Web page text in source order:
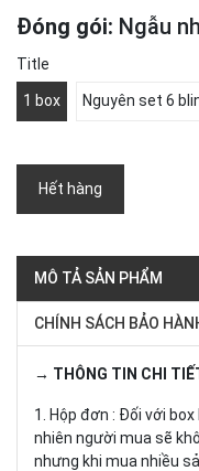
Đóng gói: Ngẫu
Title
1 box Nguyên set 6
Hết hàng
MÔ TẢ SẢN PHẨM
CHÍNH SÁCH BẢO
→ THÔNG TIN CHI
1. Hộp đơn : Đối với
nhiên người mua sẽ
nhưng khi mua nhiều